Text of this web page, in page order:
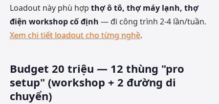
Loadout này phù hợp thợ ô tô, thợ máy lạnh, thợ
điện workshop cố định — đi công trình 2-4 lần/tuần.
Xem chi tiết loadout cho từng nghề.
Budget 20 triệu — 12 thùng "pro
setup" (workshop + 2 đường di
chuyển)